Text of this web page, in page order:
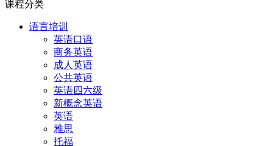
课程分类
语言培训
英语口语
商务英语
成人英语
公共英语
英语四六级
新概念英语
英语
雅思
托福